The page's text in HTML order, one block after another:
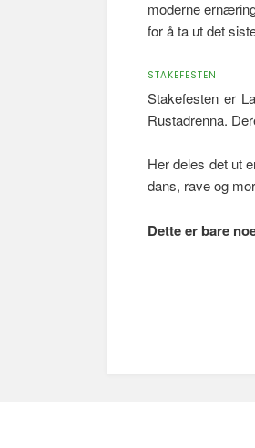
moderne
for å ta ut det
STAKEFESTEN
Stakefesten er
Rustadrenna.
Her deles det ut
dans, rave og
Dette er bare